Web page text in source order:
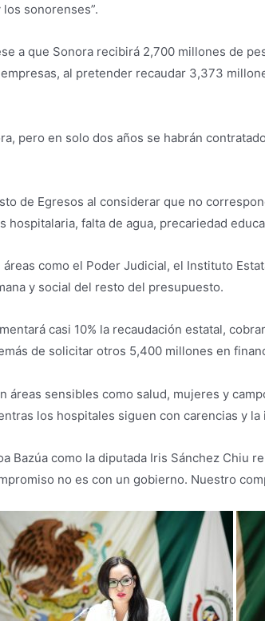
sonorenses”.
a que Sonora recibirá 2,700 millones de
al pretender recaudar 3,373
pero en solo dos años se habrán
de Egresos al considerar que no
falta de agua, precariedad
como el Poder Judicial, el Instituto
y social del resto del presupuesto.
casi 10% la recaudación estatal,
de solicitar otros 5,400 millones en
áreas sensibles como salud, mujeres y
los hospitales siguen con carencias y
Bazúa como la diputada Iris Sánchez Chiu
no es con un gobierno. Nuestro